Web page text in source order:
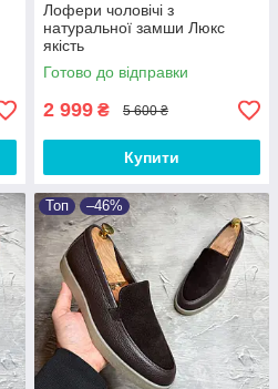
Лофери чоловічі з
натуральної замши Люкс
якість
Готово до відправки
2 999 ₴ 5 600 ₴
Купити
Топ –46%